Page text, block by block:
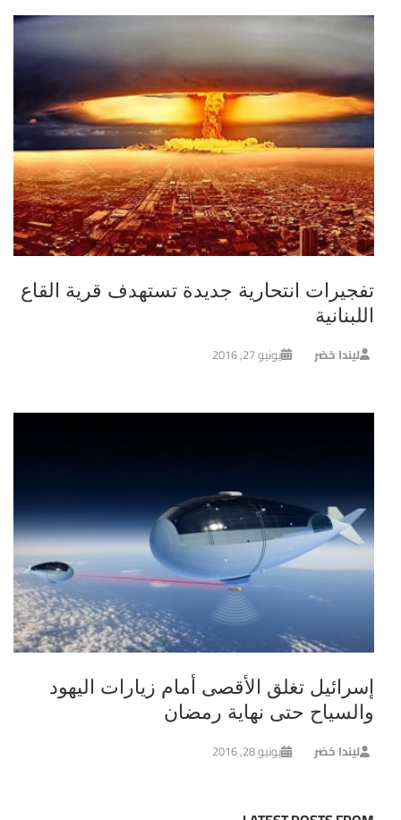
تفجيرات انتحارية جديدة تستهدف قرية القاع
اللبنانية
ليندا خضر يونيو 27, 2016
إسرائيل تغلق الأقصى أمام زيارات اليهود
والسياح حتى نهاية رمضان
ليندا خضر يونيو 28, 2016